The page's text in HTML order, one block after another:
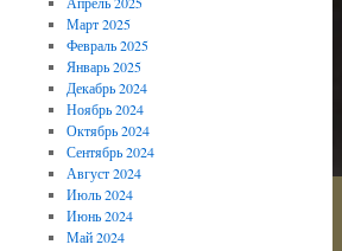
Март 2025
Февраль 2025
Январь 2025
Декабрь 2024
Ноябрь 2024
Октябрь 2024
Сентябрь 2024
Август 2024
Июль 2024
Июнь 2024
Май 2024